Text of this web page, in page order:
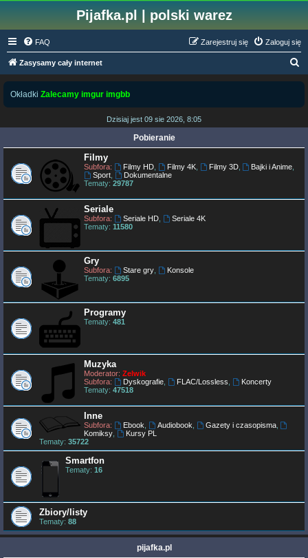
Pijafka.pl | polski warez
FAQ Zaloguj się
Zarejestruj się
Zasysamy cały internet
a
Okładki Zalecamy imgur imgbb
Dzisiaj jest 09 sie 2026, 8:05
Pobieranie
Filmy
Subfora: Filmy HD, Filmy 4K, Filmy 3D, Bajki i Anime
Sport,
Dokumentalne
Tematy: 29787
Seriale
Subfora: Seriale HD,
Seriale 4K
Tematy: 11580
Gry
Subfora: Stare gry,
Konsole
Tematy: 6895
Programy
Tematy: 481
Muzyka
Moderator: Zelwik
Subfora:
Dyskografie, FLAC/Lossless
Koncerty
Tematy: 47518
Inne
Subfora: Ebook Audiobook Gazety i czasopisma,
Komiksy
Kursy PL
Tematy: 35722
Smartfon
Tematy: 16
Zbiory/listy
Tematy: 88
pijafka.pl